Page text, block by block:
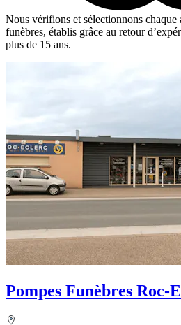
Nous vérifions et sélectionnons chaque
funèbres, établis grâce au retour
plus de 15 ans.
Pompes Funèbres Roc-